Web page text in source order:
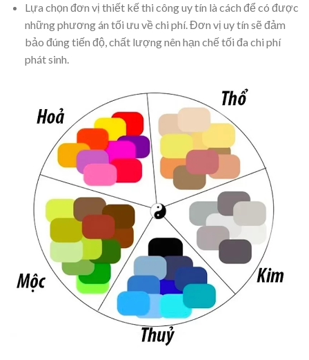
Lựa chọn đơn vị thiết kế thi công uy tín là cách để có được
những phương án tối ưu về chi phí. Đơn vị uy tín sẽ đảm
bảo đúng tiến độ, chất lượng nên hạn chế tối đa chi phí
phát sinh.